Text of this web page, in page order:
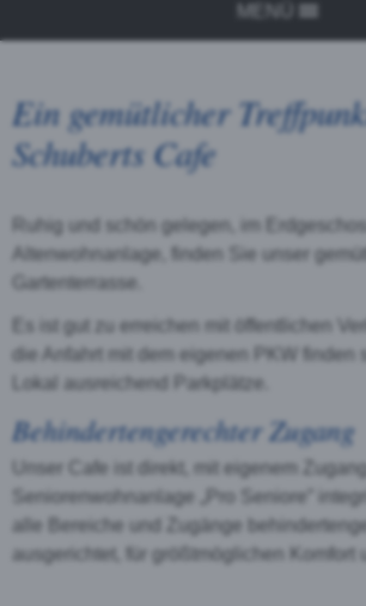
MENÜ
Ein gemütlicher
Schuberts Cafe
Ruhig und schön gelegen, im
Altenwohnanlage, finden Sie unser
Gartenterrasse.
Es ist gut zu erreichen mit öffentlichen
die Anfahrt mit dem eigenen PKW finden
Lokal ausreichend Parkplätze.
Behindertengerechter Zugang
Unser Cafe ist direkt, mit eigenem
Seniorenwohnanlage „Pro Seniore”
alle Bereiche und Zugänge
ausgerichtet, für größtmöglichen Komfort